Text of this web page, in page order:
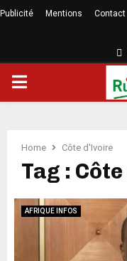
Publicité Mentions Contact
Home Côte d'Ivoire
Tag :
AFRIQUE INFOS